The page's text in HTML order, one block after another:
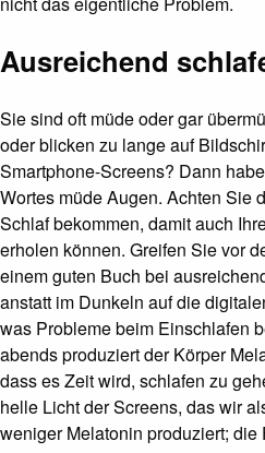
Ausreichend
Sie sind oft müde oder gar
oder blicken zu lange auf
Smartphone-Screens? Dann
Wortes müde Augen. Achten Sie
Schlaf bekommen, damit auch
erholen können. Greifen Sie vor
einem guten Buch bei
anstatt im Dunkeln auf die
was Probleme beim Einschlafen
abends produziert der Körper
dass es Zeit wird, schlafen zu
helle Licht der Screens, das wir
weniger Melatonin produziert;